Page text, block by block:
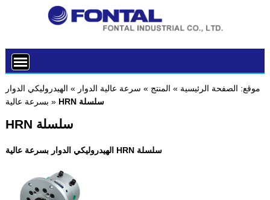
موقع: الصفحة الرئيسية » المنتج » سرعة عالية الدوار » الهيدروليكي الدوار
بسرعة عالية » HRN سلسلة
HRN سلسلة
الهيدروليكي الدوار بسرعة عالية HRN سلسلة